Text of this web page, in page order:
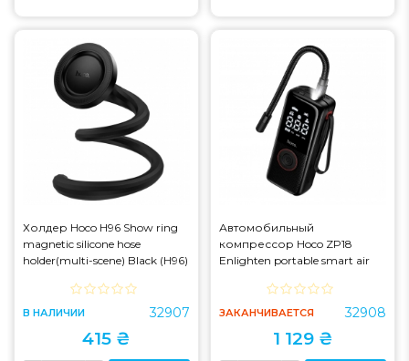
Холдер Hoco H96 Show ring
magnetic silicone hose
holder(multi-scene) Black (H96)
В НАЛИЧИИ 32907
415 ₴
Автомобильный
компрессор Hoco ZP18
Enlighten portable smart air
ЗАКАНЧИВАЕТСЯ 32908
1 129 ₴